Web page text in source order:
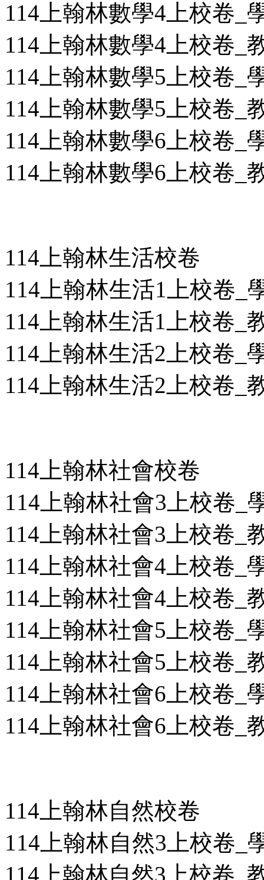
114上翰林數學4上校卷_
114上翰林數學4上校卷_
114上翰林數學5上校卷_
114上翰林數學5上校卷_
114上翰林數學6上校卷_
114上翰林數學6上校卷_
114上翰林生活校卷
114上翰林生活1上校卷_
114上翰林生活1上校卷_
114上翰林生活2上校卷_
114上翰林生活2上校卷_
114上翰林社會校卷
114上翰林社會3上校卷_
114上翰林社會3上校卷_
114上翰林社會4上校卷_
114上翰林社會4上校卷_
114上翰林社會5上校卷_
114上翰林社會5上校卷_
114上翰林社會6上校卷_
114上翰林社會6上校卷_
114上翰林自然校卷
114上翰林自然3上校卷_
114上翰林自然3上校卷_